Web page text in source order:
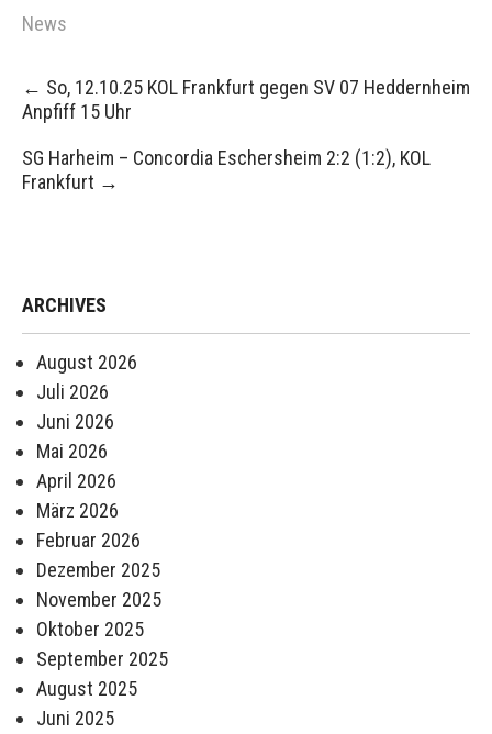
News
Post
navigation
← So, 12.10.25 KOL Frankfurt gegen SV 07 Heddernheim
Anpfiff 15 Uhr
SG Harheim – Concordia Eschersheim 2:2 (1:2), KOL
Frankfurt →
ARCHIVES
August 2026
Juli 2026
Juni 2026
Mai 2026
April 2026
März 2026
Februar 2026
Dezember 2025
November 2025
Oktober 2025
September 2025
August 2025
Juni 2025